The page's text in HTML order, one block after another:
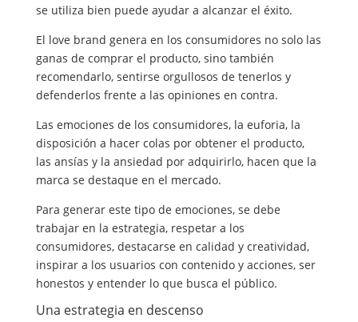
se utiliza bien puede ayudar a alcanzar el éxito.
El love brand genera en los consumidores no solo las
ganas de comprar el producto, sino también
recomendarlo, sentirse orgullosos de tenerlos y
defenderlos frente a las opiniones en contra.
Las emociones de los consumidores, la euforia, la
disposición a hacer colas por obtener el producto,
las ansías y la ansiedad por adquirirlo, hacen que la
marca se destaque en el mercado.
Para generar este tipo de emociones, se debe
trabajar en la estrategia, respetar a los
consumidores, destacarse en calidad y creatividad,
inspirar a los usuarios con contenido y acciones, ser
honestos y entender lo que busca el público.
Una estrategia en descenso